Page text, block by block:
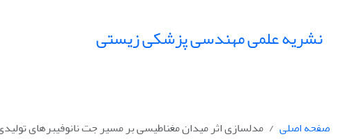
نشریه علمی مهندسی پزشکی زیستی
صفحه اصلی مدلسازی اثر میدان مغناطیسی بر مسیر جت نانوفیبرهای